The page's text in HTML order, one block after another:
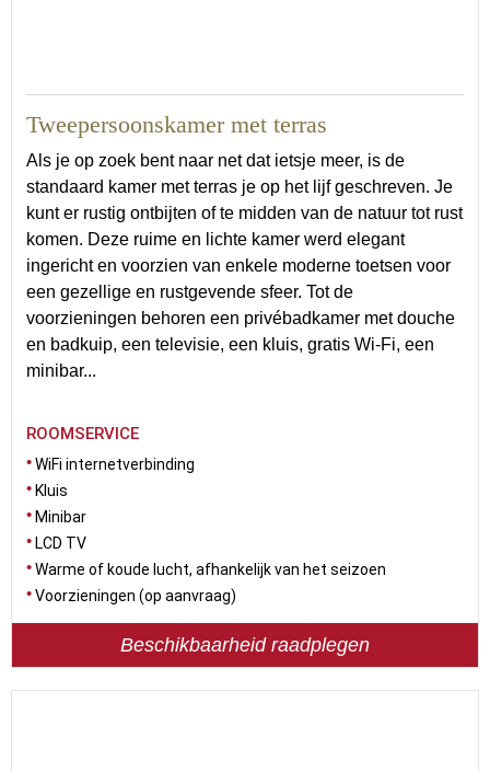
Tweepersoonskamer met terras
Als je op zoek bent naar net dat ietsje meer, is de
standaard kamer met terras je op het lijf geschreven. Je
kunt er rustig ontbijten of te midden van de natuur tot rust
komen. Deze ruime en lichte kamer werd elegant
ingericht en voorzien van enkele moderne toetsen voor
een gezellige en rustgevende sfeer. Tot de
voorzieningen behoren een privébadkamer met douche
en badkuip, een televisie, een kluis, gratis Wi-Fi, een
minibar...
ROOMSERVICE
WiFi internetverbinding
Kluis
Minibar
LCD TV
Warme of koude lucht, afhankelijk van het seizoen
Voorzieningen (op aanvraag)
Beschikbaarheid raadplegen